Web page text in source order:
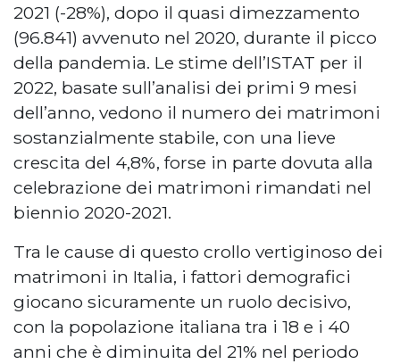
2021 (-28%), dopo il quasi dimezzamento
(96.841) avvenuto nel 2020, durante il picco
della pandemia. Le stime dell’ISTAT per il
2022, basate sull’analisi dei primi 9 mesi
dell’anno, vedono il numero dei matrimoni
sostanzialmente stabile, con una lieve
crescita del 4,8%, forse in parte dovuta alla
celebrazione dei matrimoni rimandati nel
biennio 2020-2021.
Tra le cause di questo crollo vertiginoso dei
matrimoni in Italia, i fattori demografici
giocano sicuramente un ruolo decisivo,
con la popolazione italiana tra i 18 e i 40
anni che è diminuita del 21% nel periodo